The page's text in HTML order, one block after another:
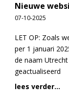
Nieuwe
07-10-2025
LET OP: Zoals
per 1 januari
de naam
geactualiseerd
lees verder...